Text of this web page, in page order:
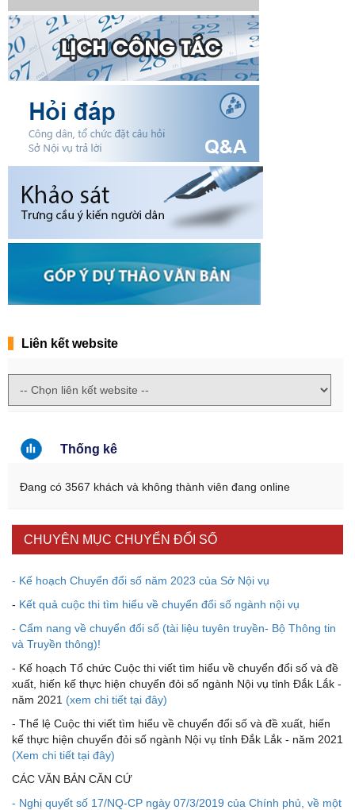
Liên kết website
Thống kê
Đang có 3567 khách và không thành viên đang online
CHUYÊN MỤC CHUYỂN ĐỔI SỐ
- Kế hoạch Chuyển đổi số năm 2023 của Sở Nội vụ
- Kết quả cuộc thi tìm hiểu về chuyển đổi số ngành nội vụ
- Cẩm nang về chuyển đổi số (tài liệu tuyên truyền- Bộ Thông tin
và Truyền thông)!
- Kế hoạch Tổ chức Cuộc thi viết tìm hiểu về chuyển đổi số và đề
xuất, hiến kế thực hiện chuyển đỏi số ngành Nội vụ tỉnh Đắk Lắk -
năm 2021 (xem chi tiết tại đây)
- Thể lệ Cuộc thi viết tìm hiểu về chuyển đổi số và đề xuất, hiến
kế thực hiện chuyển đỏi số ngành Nội vụ tỉnh Đắk Lắk - năm 2021
(Xem chi tiết tại đây)
CÁC VĂN BẢN CĂN CỨ
- Nghị quyết số 17/NQ-CP ngày 07/3/2019 của Chính phủ, về một